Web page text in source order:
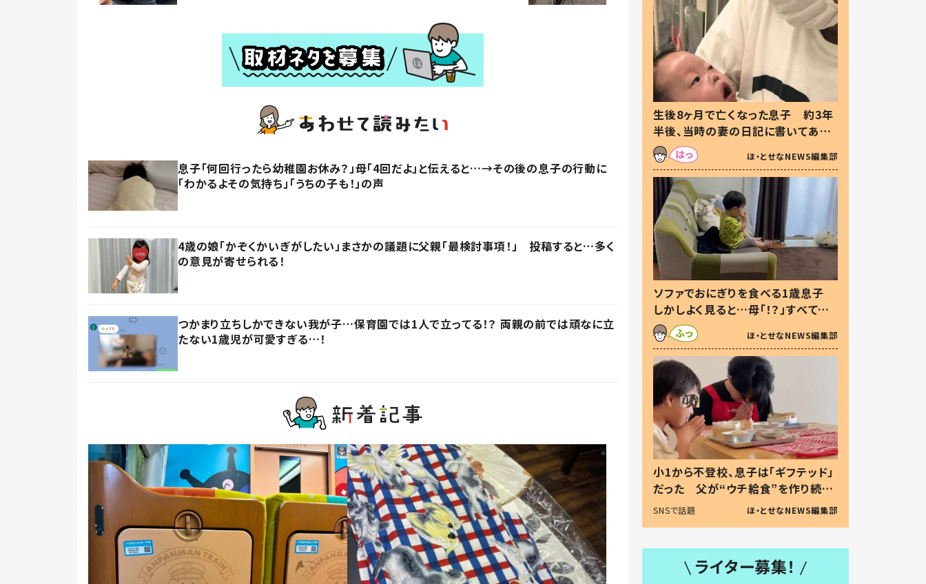
息子「何回行ったら幼稚園お休み？」母「4回だよ」と伝えると…→その後の息子の行動に
「わかるよその気持ち」「うちの子も！」の声
4歳の娘「かぞくかいぎがしたい」まさかの議題に父親「最検討事項！」 投稿すると…多く
の意見が寄せられる！
つかまり立ちしかできない我が子…保育園では1人で立ってる！？ 両親の前では頑なに立
たない1歳児が可愛すぎる…！
生後8ヶ月で亡くなった息子 約3年
半後、当時の妻の日記に書いてあっ
た本音とは
ほ・とせなNEWS編集部
ソファでおにぎりを食べる1歳息子
しかしよく見ると…母「！？」すべてを
察した母の投稿に「可愛いから許
す！」「現行犯〜」
ほ・とせなNEWS編集部
小1から不登校、息子は「ギフテッド」
だった 父が“ウチ給食”を作り続け
る理由とは #令和の親 #令和の子
SNSで話題 ほ・とせなNEWS編集部
ライター募集！